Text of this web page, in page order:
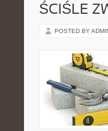
ŚCIŚLE
POSTED BY